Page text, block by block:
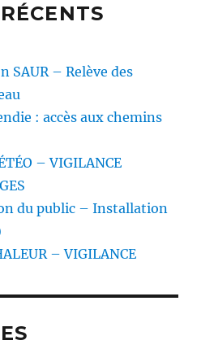
SAUR – Relève des
: accès aux chemins
– VIGILANCE
du public – Installation
– VIGILANCE